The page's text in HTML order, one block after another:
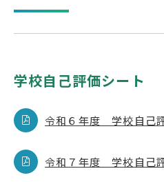
教科ガイド
保健室より
保護者の方へ
学校自己評価シート
令和６年度 学校自己
令和７年度 学校自己